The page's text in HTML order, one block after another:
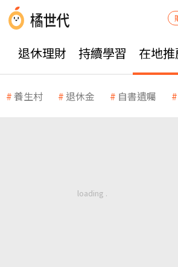
退休理財 持續學習 在地推
養生村 退休金 自書遺囑